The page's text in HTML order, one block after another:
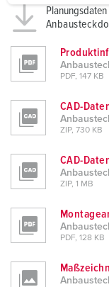
h
PDF, 147 KB
CAD-
ZIP, 730 KB
CAD-
ZIP, 1 MB
PDF, 128 KB